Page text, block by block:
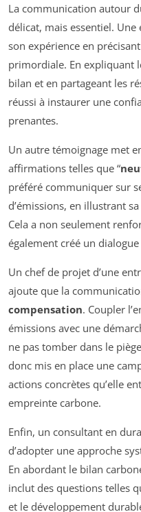
La communication autour
délicat, mais essentiel.
son expérience en
primordiale. En expliquant
bilan et en partageant les
réussi à instaurer une
prenantes.
Un autre témoignage met
affirmations telles que “
préféré communiquer sur
d’émissions, en illustrant
Cela a non seulement
également créé un
Un chef de projet d’une
ajoute que la
compensation. Coupler
émissions avec une
ne pas tomber dans le
donc mis en place une
actions concrètes qu’elle
empreinte carbone.
Enfin, un consultant en
d’adopter une approche
En abordant le bilan
inclut des questions telles
et le développement